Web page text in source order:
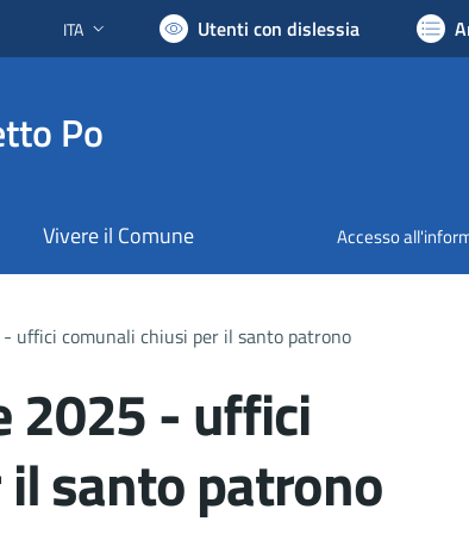
Lingua attiva:
ITA Utenti con dislessia
Po
Vivere il Comune Accesso
uffici comunali chiusi per il santo patrono
2025 - uffici
santo patrono